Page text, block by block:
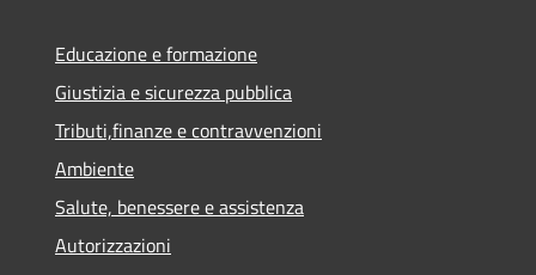
Educazione e formazione
Giustizia e sicurezza pubblica
Tributi,finanze e contravvenzioni
Ambiente
Salute, benessere e assistenza
Autorizzazioni